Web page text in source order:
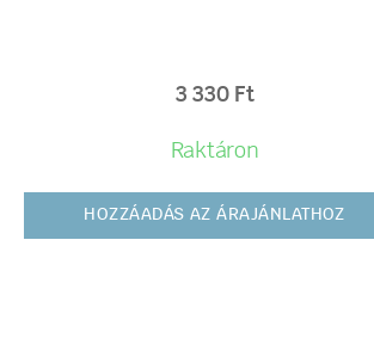
3 330 Ft
Raktáron
HOZZÁADÁS AZ ÁRAJÁNLATHOZ